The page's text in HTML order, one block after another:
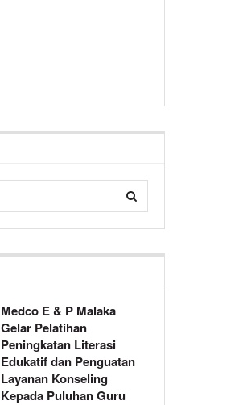
Medco E & P Malaka
Gelar Pelatihan
Peningkatan Literasi
Edukatif dan Penguatan
Layanan Konseling
Kepada Puluhan Guru